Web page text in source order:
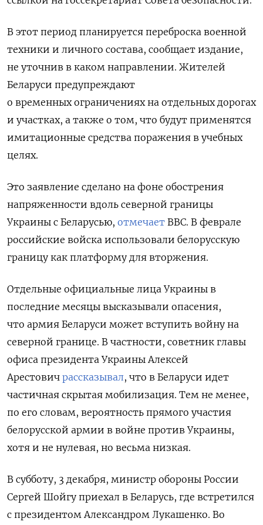
В этот период планируется переброска военной
техники и личного состава, сообщает издание,
не уточнив в каком направлении. Жителей
Беларуси предупреждают
о временных ограничениях на отдельных дорогах
и участках, а также о том, что будут применятся
имитационные средства поражения в учебных
целях.
Это заявление сделано на фоне обострения
напряженности вдоль северной границы
Украины с Беларусью, отмечает BBC. В феврале
российские войска использовали белорусскую
границу как платформу для вторжения.
Отдельные официальные лица Украины в
последние месяцы высказывали опасения,
что армия Беларуси может вступить войну на
северной границе. В частности, советник главы
офиса президента Украины Алексей
Арестович рассказывал, что в Беларуси идет
частичная скрытая мобилизация. Тем не менее,
по его словам, вероятность прямого участия
белорусской армии в войне против Украины,
хотя и не нулевая, но весьма низкая.
В субботу, 3 декабря, министр обороны России
Сергей Шойгу приехал в Беларусь, где встретился
с президентом Александром Лукашенко. Во